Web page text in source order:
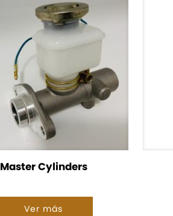
Master Cylinders
Ver más